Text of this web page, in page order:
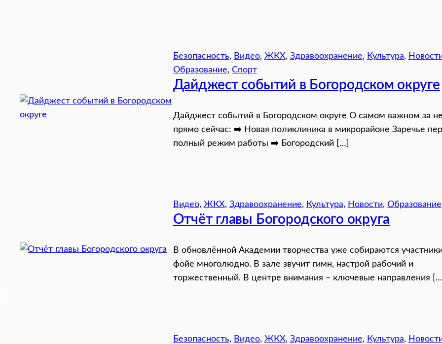
Безопасность, Видео, ЖКХ, Здравоохранение, Культура,
Образование, Спорт
Дайджест событий в Богородском округе
Дайджест событий в Богородском округе О самом важном за
прямо сейчас: ➡️ Новая поликлиника в микрорайоне Заречье
полный режим работы ➡️ Богородский […]
Видео, ЖКХ, Здравоохранение, Культура, Новости, Образование
Отчёт главы Богородского округа
В обновлённой Академии творчества уже собираются
фойе многолюдно. В зале звучит гимн, настрой рабочий и
торжественный. В центре внимания – ключевые направления […]
Безопасность, Видео, ЖКХ, Здравоохранение, Культура,